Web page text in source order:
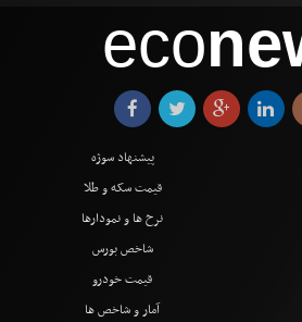
eco
پیشنهاد سوژه
قیمت سکه و طلا
نرخ ها و نمودارها
شاخص بورس
قیمت خودرو
آمار و شاخص ها